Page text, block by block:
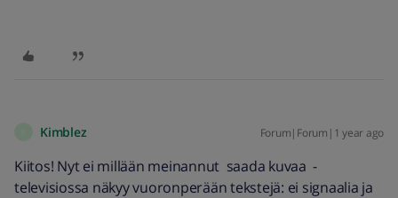
Kimblez Forum|Forum|1 year ago
Kiitos! Nyt ei millään meinannut saada kuvaa -
televisiossa näkyy vuoronperään tekstejä: ei signaalia ja